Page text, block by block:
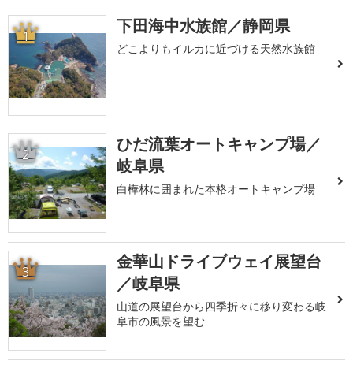
1 下田海中水族館／静岡県
どこよりもイルカに近づける天然水族館
2
ひだ流葉オートキャンプ場／
岐阜県
白樺林に囲まれた本格オートキャンプ場
3
金華山ドライブウェイ展望台
／岐阜県
山道の展望台から四季折々に移り変わる岐
阜市の風景を望む